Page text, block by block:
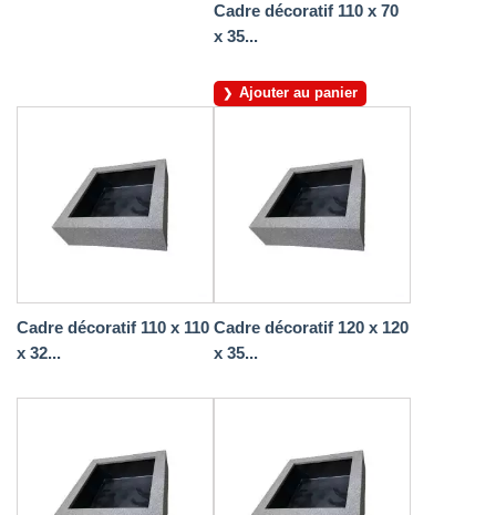
Cadre décoratif 110 x 70
x 35...
Ajouter au panier
Cadre décoratif 110 x 110
x 32...
Cadre décoratif 120 x 120
x 35...